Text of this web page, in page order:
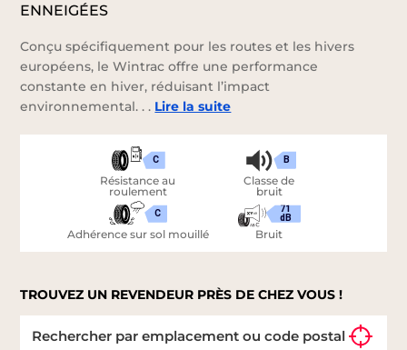
ENNEIGÉES
Conçu spécifiquement pour les routes et les hivers
européens, le Wintrac offre une performance
constante en hiver, réduisant l’impact
environnemental. . . Lire la suite
C
Résistance au
roulement
C
Adhérence sur sol mouillé
B
Classe de
bruit
71
dB
Bruit
TROUVEZ UN REVENDEUR PRÈS DE CHEZ VOUS !